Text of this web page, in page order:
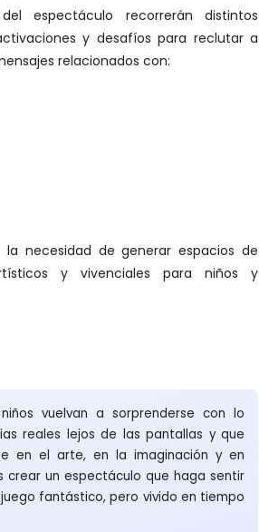
espectáculo recorrerán distintos
y desafíos para reclutar a
relacionados con:
necesidad de generar espacios de
y vivenciales para niños y
vuelvan a sorprenderse con lo
reales lejos de las pantallas y que
en el arte, en la imaginación y en
un espectáculo que haga sentir
fantástico, pero vivido en tiempo